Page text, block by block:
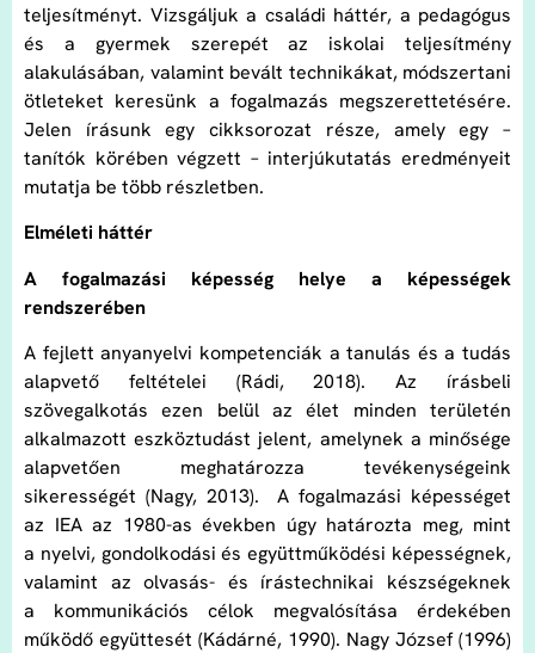
teljesítményt. Vizsgáljuk a családi háttér, a pedagógus
és a gyermek szerepét az iskolai teljesítmény
alakulásában, valamint bevált technikákat, módszertani
ötleteket keresünk a fogalmazás megszerettetésére.
Jelen írásunk egy cikksorozat része, amely egy –
tanítók körében végzett – interjúkutatás eredményeit
mutatja be több részletben.
Elméleti háttér
A fogalmazási képesség helye a képességek
rendszerében
A fejlett anyanyelvi kompetenciák a tanulás és a tudás
alapvető feltételei (Rádi, 2018). Az írásbeli
szövegalkotás ezen belül az élet minden területén
alkalmazott eszköztudást jelent, amelynek a minősége
alapvetően meghatározza tevékenységeink
sikerességét (Nagy, 2013). A fogalmazási képességet
az IEA az 1980-as években úgy határozta meg, mint
a nyelvi, gondolkodási és együttműködési képességnek,
valamint az olvasás- és írástechnikai készségeknek
a kommunikációs célok megvalósítása érdekében
működő együttesét (Kádárné, 1990). Nagy József (1996)